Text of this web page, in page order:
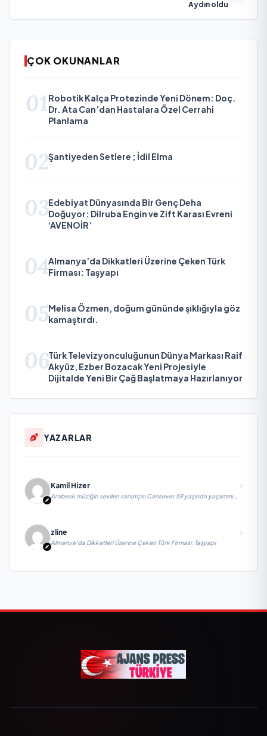
Aydın oldu
ÇOK OKUNANLAR
01 Robotik Kalça Protezinde Yeni Dönem: Doç.
Dr. Ata Can’dan Hastalara Özel Cerrahi
Planlama
02Şantiyeden Setlere ; İdil Elma
03Edebiyat Dünyasında Bir Genç Deha
Doğuyor: Dilruba Engin ve Zift Karası Evreni
‘AVENOİR’
04Almanya’da Dikkatleri Üzerine Çeken Türk
Firması: Taşyapı
05Melisa Özmen, doğum gününde şıklığıyla göz
kamaştırdı.
06Türk Televizyonculuğunun Dünya Markası Raif
Akyüz, Ezber Bozacak Yeni Projesiyle
Dijitalde Yeni Bir Çağ Başlatmaya Hazırlanıyor
YAZARLAR
Kamil Hizer
Arabesk müziğin sevilen sanatçısı Cansever 59 yaşında yaşamını
zline
Almanya’da Dikkatleri Üzerine Çeken Türk Firması: Taşyapı